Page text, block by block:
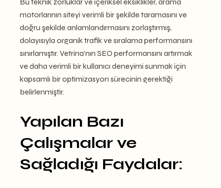
motorlarının siteyi verimli bir şekilde taramasını ve
doğru şekilde anlamlandırmasını zorlaştırmış,
dolayısıyla organik trafik ve sıralama performansını
sınırlamıştır. Vetrina’nın SEO performansını artırmak
ve daha verimli bir kullanıcı deneyimi sunmak için
kapsamlı bir optimizasyon sürecinin gerektiği
belirlenmiştir.
Yapılan Bazı
Çalışmalar ve
Sağladığı Faydalar: